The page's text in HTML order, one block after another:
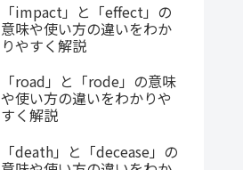
「impact」と「effect」の
意味や使い方の違いをわか
りやすく解説
「road」と「rode」の意味
や使い方の違いをわかりや
すく解説
「death」と「decease」の